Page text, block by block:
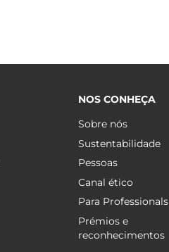
NOS CONHEÇA
Sobre nós
Sustentabilidade
Pessoas
Canal ético
Para Professionals
Prémios e
reconhecimentos